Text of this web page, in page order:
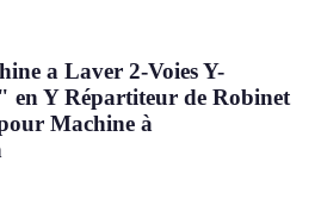
a Laver 2-Voies Y-
Y Répartiteur de Robinet
Machine à